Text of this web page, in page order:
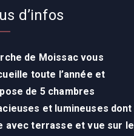
d’infos
de Moissac vous
toute l’année et
de 5 chambres
et lumineuses dont
avec terrasse et vue sur le